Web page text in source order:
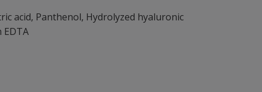
acid, Panthenol, Hydrolyzed hyaluronic
EDTA